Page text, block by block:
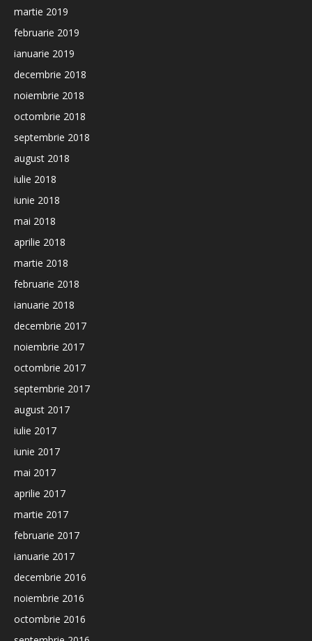
martie 2019
februarie 2019
ianuarie 2019
decembrie 2018
noiembrie 2018
octombrie 2018
septembrie 2018
august 2018
iulie 2018
iunie 2018
mai 2018
aprilie 2018
martie 2018
februarie 2018
ianuarie 2018
decembrie 2017
noiembrie 2017
octombrie 2017
septembrie 2017
august 2017
iulie 2017
iunie 2017
mai 2017
aprilie 2017
martie 2017
februarie 2017
ianuarie 2017
decembrie 2016
noiembrie 2016
octombrie 2016